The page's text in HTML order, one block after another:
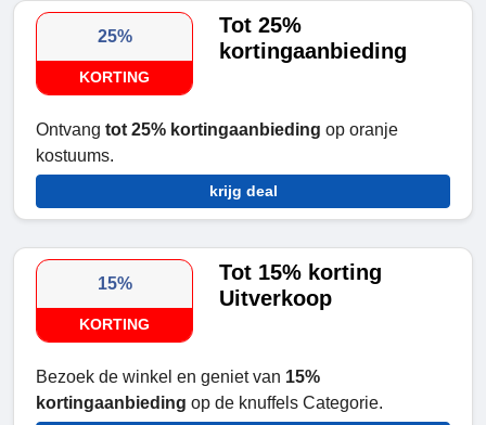
25%
KORTING
Tot 25%
kortingaanbieding
Ontvang tot 25% kortingaanbieding op oranje
kostuums.
krijg deal
15%
KORTING
Tot 15% korting
Uitverkoop
Bezoek de winkel en geniet van 15%
kortingaanbieding op de knuffels Categorie.